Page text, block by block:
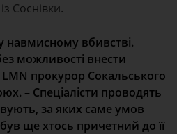
Соснівки.
навмисному вбивстві.
можливості внести
LMN прокурор Сокальського
– Спеціалісти проводять
за яких саме умов
ще хтось причетний до її